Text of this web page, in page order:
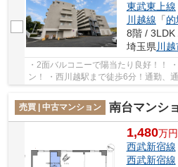
東武東上線
川越線 「的
8階 / 3LDK
埼玉県川越
・2面バルコニーで陽当たり良好！！
ン！ ・西川越駅まで徒歩6分！通勤、通学に
売買 | 中古マンション
南台マンシ
1,480万円
西武新宿線
西武新宿線